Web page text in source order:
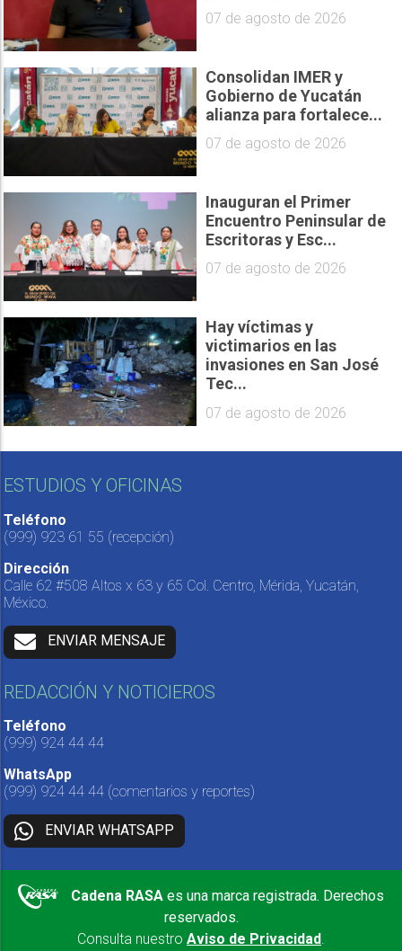
07 de agosto de 2026
Consolidan IMER y
Gobierno de Yucatán
alianza para fortalece...
07 de agosto de 2026
Inauguran el Primer
Encuentro Peninsular de
Escritoras y Esc...
07 de agosto de 2026
Hay víctimas y
victimarios en las
invasiones en San José
Tec...
07 de agosto de 2026
ESTUDIOS Y OFICINAS
Teléfono
(999) 923 61 55 (recepción)
Dirección
Calle 62 #508 Altos x 63 y 65 Col. Centro, Mérida, Yucatán,
México.
ENVIAR MENSAJE
REDACCIÓN Y NOTICIEROS
Teléfono
(999) 924 44 44
WhatsApp
(999) 924 44 44 (comentarios y reportes)
ENVIAR WHATSAPP
Cadena RASA es una marca registrada. Derechos
reservados.
Consulta nuestro Aviso de Privacidad.